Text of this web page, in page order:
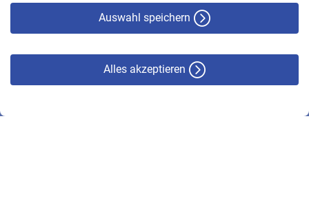
Auswahl speichern
Alles akzeptieren
© VBL 2026